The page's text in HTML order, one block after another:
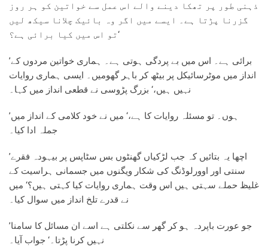
ذہنی طور پر تھکا دینے والے اس عمل سے خواتین کو ہر روز
گزرنا پڑتا ہے۔ ایسے میں اگر وہ بائیک چلانا سیکھ لیں
تو اس میں کیا برائی ہے؟‘
’برائی ہے۔ اس میں بے پردگی ہوتی ہے۔ ہماری خواتین مردوں کے
انداز میں موٹرسائیکل پر بیٹھ کر باہر گھومیں۔ ایسی ہماری روایات
نہیں ہیں،‘ بزرگ پڑوسی نے قطعی انداز میں کہا۔
’ہوں۔ تو مسئلہ روایات کا ہے،‘ میں نے خود کلامی کے انداز میں
جملہ ادا کیا۔
’اچھا یہ بتائیں کہ جب لڑکیاں گھنٹوں بس سٹاپس پر بیہودہ فقرے
سنتی اور اوورلوڈنگ کی شکار ویگنوں میں جسمانی ہراسیت کے
غلیظ حملے سہتی ہیں اس وقت ہماری روایات کیا کہتی ہیں؟‘ میں
’جو عورت باپردہ ہو کر گھر سے نکلتی ہے اسے ان مسائل کا سامنا
نہیں کرنا پڑتا۔‘ جواب آیا۔